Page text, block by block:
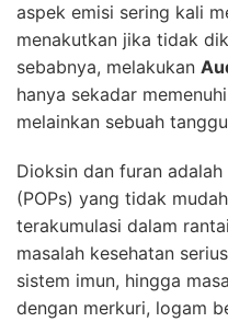
aspek emisi sering kali
menakutkan jika tidak
sebabnya, melakukan
hanya sekadar
melainkan sebuah
Dioksin dan furan
(POPs) yang tidak
terakumulasi dalam
masalah kesehatan
sistem imun, hingga
dengan merkuri, logam